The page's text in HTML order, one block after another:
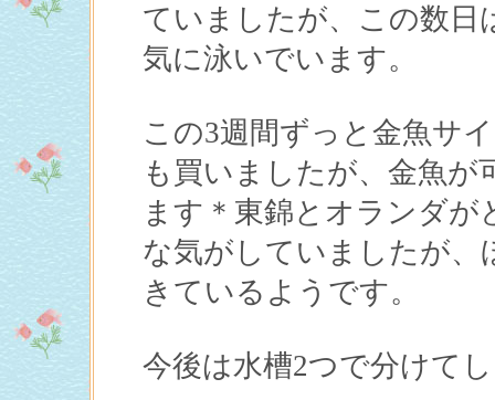
ていましたが、この数日
気に泳いでいます。
この3週間ずっと金魚サ
も買いましたが、金魚
ます＊東錦とオランダ
な気がしていましたが、
きているようです。
今後は水槽2つで分けて